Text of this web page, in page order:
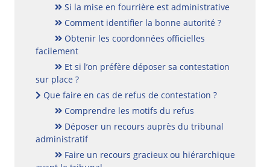
Si la mise en fourrière est administrative
Comment identifier la bonne autorité ?
Obtenir les coordonnées officielles
facilement
Et si l’on préfère déposer sa contestation
sur place ?
Que faire en cas de refus de contestation ?
Comprendre les motifs du refus
Déposer un recours auprès du tribunal
administratif
Faire un recours gracieux ou hiérarchique